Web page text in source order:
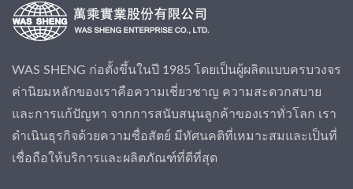
WAS SHENG ก่อตั้งขึ้นในปี 1985 โดยเป็นผู้ผลิตแบบครบวงจร
ค่านิยมหลักของเราคือความเชี่ยวชาญ ความสะดวกสบาย
และการแก้ปัญหา จากการสนับสนุนลูกค้าของเราทั่วโลก เรา
ดำเนินธุรกิจด้วยความซื่อสัตย์ มีทัศนคติที่เหมาะสมและเป็นที่
เชื่อถือให้บริการและผลิตภัณฑ์ที่ดีที่สุด